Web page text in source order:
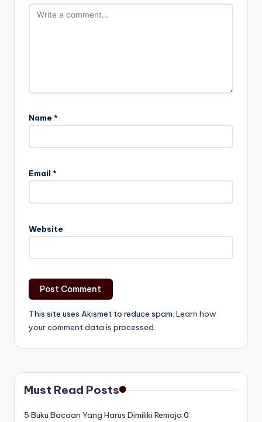
Name *
Email *
Website
This site uses Akismet to reduce spam. Learn how
your comment data is processed.
Must Read Posts
5 Buku Bacaan Yang Harus Dimiliki Remaja 0